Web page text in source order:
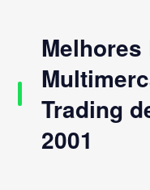
Melhores
Trading
2001